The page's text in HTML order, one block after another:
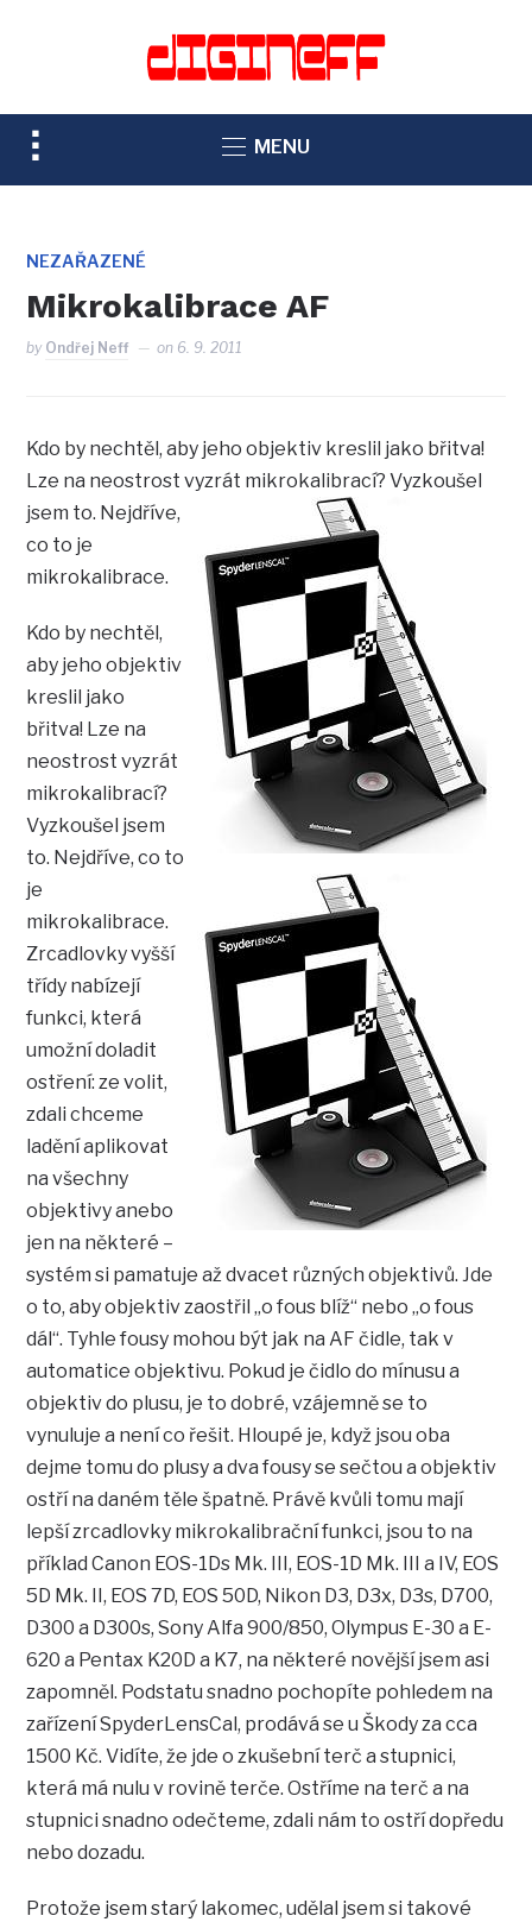
TOGGLE
SIDEBAR
NAVIGATION
MENU
NEZAŘAZENÉ
Mikrokalibrace AF
by Ondřej Neff on 6. 9. 2011
Kdo by nechtěl, aby jeho objektiv kreslil jako břitva!
Lze na neostrost vyzrát mikrokalibrací? Vyzkoušel
jsem to. Nejdříve,
co to je
mikrokalibrace.
Kdo by nechtěl,
aby jeho objektiv
kreslil jako
břitva! Lze na
neostrost vyzrát
mikrokalibrací?
Vyzkoušel jsem
to. Nejdříve, co to
je
mikrokalibrace.
Zrcadlovky vyšší
třídy nabízejí
funkci, která
umožní doladit
ostření: ze volit,
zdali chceme
ladění aplikovat
na všechny
objektivy anebo
jen na některé –
systém si pamatuje až dvacet různých objektivů. Jde
o to, aby objektiv zaostřil „o fous blíž“ nebo „o fous
dál“. Tyhle fousy mohou být jak na AF čidle, tak v
automatice objektivu. Pokud je čidlo do mínusu a
objektiv do plusu, je to dobré, vzájemně se to
vynuluje a není co řešit. Hloupé je, když jsou oba
dejme tomu do plusy a dva fousy se sečtou a objektiv
ostří na daném těle špatně. Právě kvůli tomu mají
lepší zrcadlovky mikrokalibrační funkci, jsou to na
příklad Canon EOS-1Ds Mk. III, EOS-1D Mk. III a IV, EOS
5D Mk. II, EOS 7D, EOS 50D, Nikon D3, D3x, D3s, D700,
D300 a D300s, Sony Alfa 900/850, Olympus E-30 a E-
620 a Pentax K20D a K7, na některé novější jsem asi
zapomněl. Podstatu snadno pochopíte pohledem na
zařízení SpyderLensCal, prodává se u Škody za cca
1500 Kč. Vidíte, že jde o zkušební terč a stupnici,
která má nulu v rovině terče. Ostříme na terč a na
stupnici snadno odečteme, zdali nám to ostří dopředu
nebo dozadu.
Protože jsem starý lakomec, udělal jsem si takové